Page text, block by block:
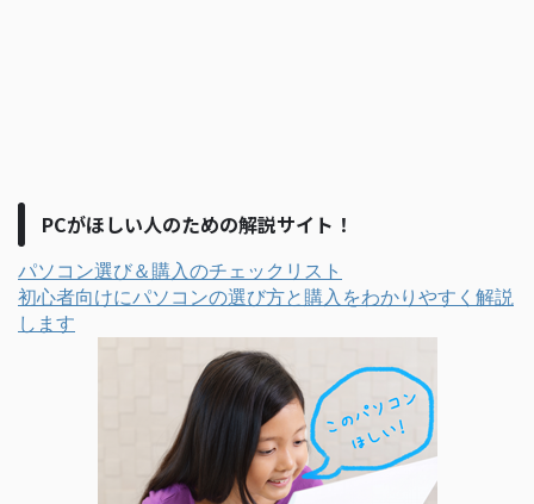
PCがほしい人のための解説サイト！
パソコン選び＆購入のチェックリスト
初心者向けにパソコンの選び方と購入をわかりやすく解説
します